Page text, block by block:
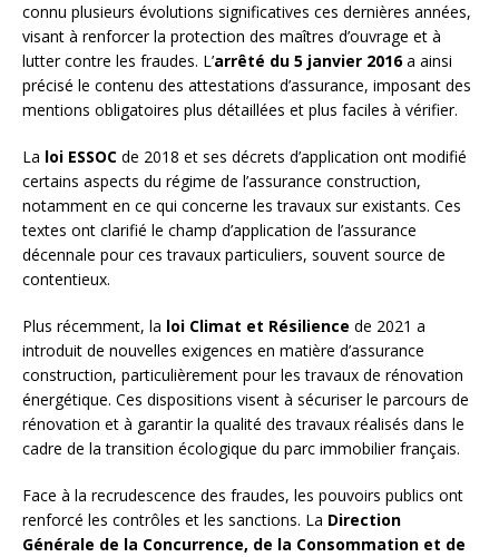
connu plusieurs évolutions significatives ces dernières années,
visant à renforcer la protection des maîtres d’ouvrage et à
lutter contre les fraudes. L’arrêté du 5 janvier 2016a ainsi
précisé le contenu des attestations d’assurance, imposant des
mentions obligatoires plus détaillées et plus faciles à vérifier.
La loi ESSOC de 2018 et ses décrets d’application ont modifié
certains aspects du régime de l’assurance construction,
notamment en ce qui concerne les travaux sur existants. Ces
textes ont clarifié le champ d’application de l’assurance
décennale pour ces travaux particuliers, souvent source de
contentieux.
Plus récemment, la loi Climat et Résilience de 2021 a
introduit de nouvelles exigences en matière d’assurance
construction, particulièrement pour les travaux de rénovation
énergétique. Ces dispositions visent à sécuriser le parcours de
rénovation et à garantir la qualité des travaux réalisés dans le
cadre de la transition écologique du parc immobilier français.
Face à la recrudescence des fraudes, les pouvoirs publics ont
renforcé les contrôles et les sanctions. La Direction
Générale de la Concurrence, de la Consommation et de